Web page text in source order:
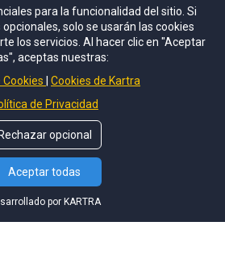
BOXING TEAM. Todos los derechos
reservados.
de Pagos
de privacidad
para la funcionalidad del sitio. Si
solo se usarán las cookies
los servicios. Al hacer clic en "Aceptar
aceptas nuestras:
Cookies
Cookies de Kartra
de Privacidad
Rechazar opcional
Aceptar todas
por KARTRA